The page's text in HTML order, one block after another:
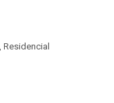
Residencial